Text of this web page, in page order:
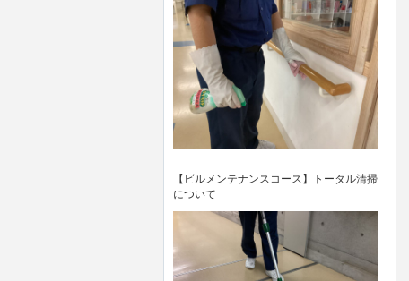
【ビルメンテナンスコース】トータル清掃
について